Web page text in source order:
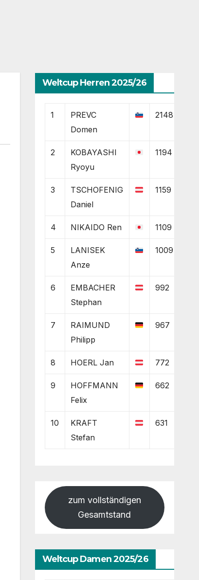
Weltcup Herren 2025/26
1
PREVC
Domen
2148
2
KOBAYASHI
Ryoyu
1194
3
TSCHOFENIG
Daniel
1159
4 NIKAIDO Ren 1109
5
LANISEK
Anze
1009
6
EMBACHER
Stephan
992
7
RAIMUND
Philipp
967
8 HOERL Jan 772
9
HOFFMANN
Felix
662
10
KRAFT
Stefan
631
zum vollständigen
Gesamtstand
Weltcup Damen 2025/26